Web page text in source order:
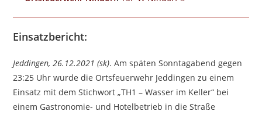
Einsatzbericht:
Jeddingen, 26.12.2021 (sk). Am späten Sonntagabend gegen
23:25 Uhr wurde die Ortsfeuerwehr Jeddingen zu einem
Einsatz mit dem Stichwort „TH1 – Wasser im Keller“ bei
einem Gastronomie- und Hotelbetrieb in die Straße